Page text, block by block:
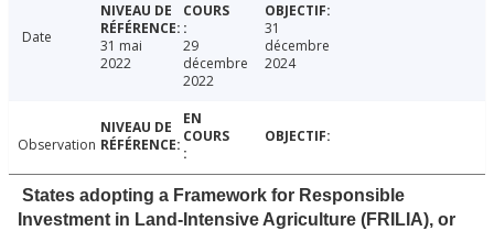
Date
31 mai
2022
29
décembre
2022
31
décembre
2024
Observation
States adopting a Framework for Responsible
Investment in Land-Intensive Agriculture (FRILIA), or